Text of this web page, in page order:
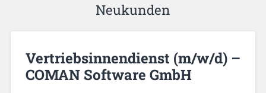
Neukunden
Vertriebsinnendienst (m/w/d) –
COMAN Software GmbH